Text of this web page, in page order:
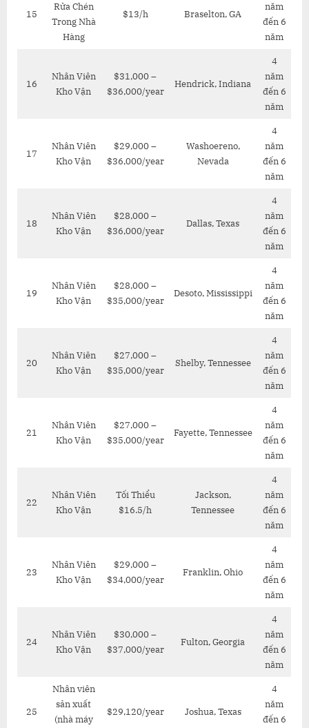
15
Rửa Chén
Trong Nhà
Hàng
$13/h Braselton, GA
năm
đến 6
năm
16
Nhân Viên
Kho Vận
$31,000 –
$36,000/year
Hendrick, Indiana
4
năm
đến 6
năm
17
Nhân Viên
Kho Vận
$29,000 –
$36,000/year
Washoereno,
Nevada
4
năm
đến 6
năm
18
Nhân Viên
Kho Vận
$28,000 –
$36,000/year
Dallas, Texas
4
năm
đến 6
năm
19
Nhân Viên
Kho Vận
$28,000 –
$35,000/year
Desoto, Mississippi
4
năm
đến 6
năm
20
Nhân Viên
Kho Vận
$27,000 –
$35,000/year
Shelby, Tennessee
4
năm
đến 6
năm
21
Nhân Viên
Kho Vận
$27,000 –
$35,000/year
Fayette, Tennessee
4
năm
đến 6
năm
22
Nhân Viên
Kho Vận
Tối Thiểu
$16.5/h
Jackson,
Tennessee
4
năm
đến 6
năm
23
Nhân Viên
Kho Vận
$29,000 –
$34,000/year
Franklin, Ohio
4
năm
đến 6
năm
24
Nhân Viên
Kho Vận
$30,000 –
$37,000/year
Fulton, Georgia
4
năm
đến 6
năm
25
Nhân viên
sản xuất
(nhà máy
$29,120/year Joshua, Texas
4
năm
đến 6